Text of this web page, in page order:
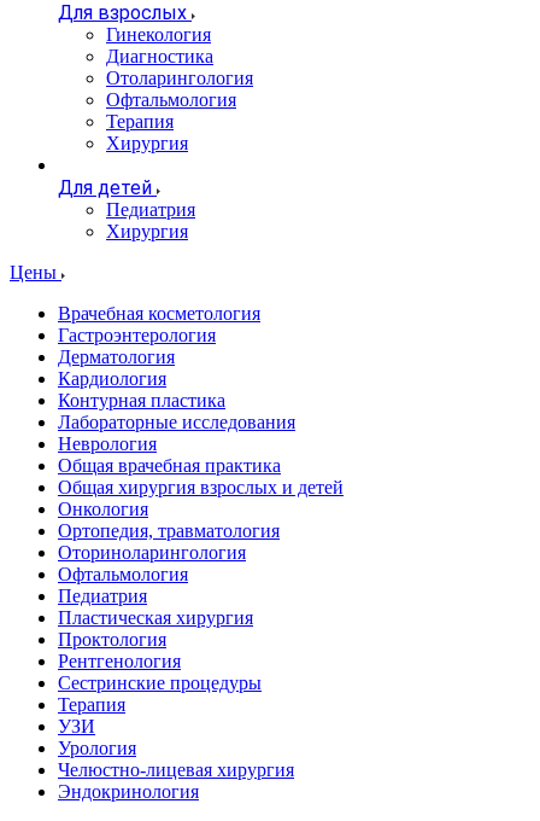
Для взрослых
Гинекология
Диагностика
Отоларингология
Офтальмология
Терапия
Хирургия
Для детей
Педиатрия
Хирургия
Цены
Врачебная косметология
Гастроэнтерология
Дерматология
Кардиология
Контурная пластика
Лабораторные исследования
Неврология
Общая врачебная практика
Общая хирургия взрослых и детей
Онкология
Ортопедия, травматология
Оториноларингология
Офтальмология
Педиатрия
Пластическая хирургия
Проктология
Рентгенология
Сестринские процедуры
Терапия
УЗИ
Урология
Челюстно-лицевая хирургия
Эндокринология